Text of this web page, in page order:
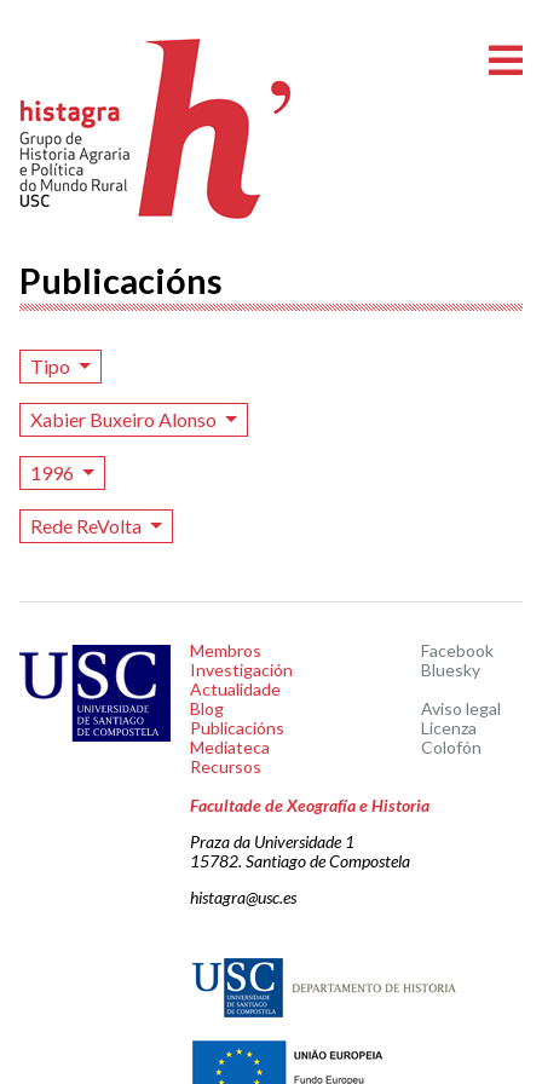
Publicacións
Tipo
Xabier Buxeiro Alonso
1996
Rede ReVolta
Membros
Investigación
Actualidade
Blog
Publicacións
Mediateca
Recursos
Facebook
Bluesky
Aviso legal
Licenza
Colofón
Facultade de Xeografía e Historia
Praza da Universidade 1
15782. Santiago de Compostela
histagra@usc.es